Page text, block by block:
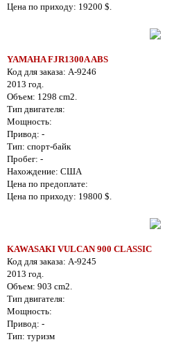
Цена по приходу: 19200 $.
YAMAHA FJR1300A ABS
Код для заказа: A-9246
2013 год.
Объем: 1298 cm2.
Тип двигателя:
Мощность:
Привод: -
Тип: спорт-байк
Пробег: -
Нахождение: США
Цена по предоплате:
Цена по приходу: 19800 $.
KAWASAKI VULCAN 900 CLASSIC
Код для заказа: A-9245
2013 год.
Объем: 903 cm2.
Тип двигателя:
Мощность:
Привод: -
Тип: туризм